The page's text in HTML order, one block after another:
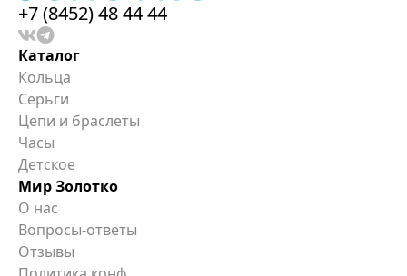
+7 (8452) 48 44 44
Каталог
Кольца
Серьги
Цепи и браслеты
Часы
Детское
Мир Золотко
О нас
Вопросы-ответы
Отзывы